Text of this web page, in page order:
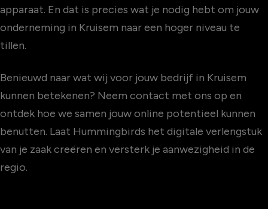
apparaat. En dat is precies wat je nodig hebt om jouw
onderneming in Kruisem naar een hoger niveau te
tillen.
Benieuwd naar wat wij voor jouw bedrijf in Kruisem
kunnen betekenen? Neem contact met ons op en
ontdek hoe we samen jouw online potentieel kunnen
benutten. Laat Hummingbirds het digitale verlengstuk
van je zaak creëren en versterk je aanwezigheid in de
regio.